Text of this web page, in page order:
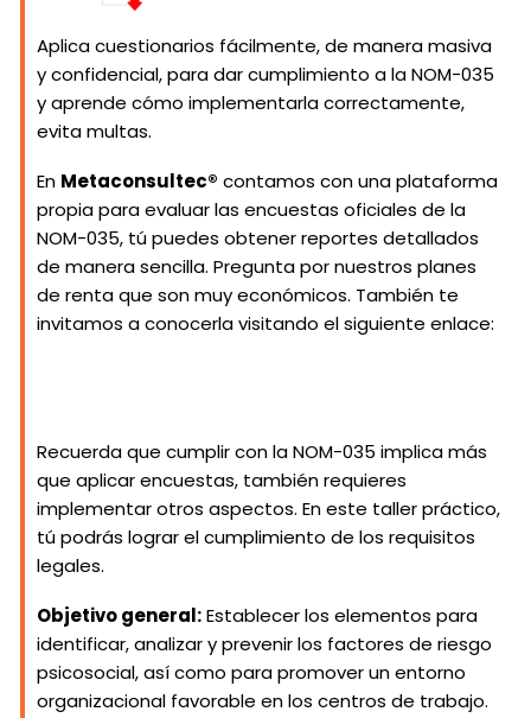
Aplica cuestionarios fácilmente, de manera masiva
y confidencial, para dar cumplimiento a la NOM-035
y aprende cómo implementarla correctamente,
evita multas.
En Metaconsultec® contamos con una plataforma
propia para evaluar las encuestas oficiales de la
NOM-035, tú puedes obtener reportes detallados
de manera sencilla. Pregunta por nuestros planes
de renta que son muy económicos. También te
invitamos a conocerla visitando el siguiente enlace:
Recuerda que cumplir con la NOM-035 implica más
que aplicar encuestas, también requieres
implementar otros aspectos. En este taller práctico,
tú podrás lograr el cumplimiento de los requisitos
legales.
Objetivo general:Establecer los elementos para
identificar, analizar y prevenir los factores de riesgo
psicosocial, así como para promover un entorno
organizacional favorable en los centros de trabajo.